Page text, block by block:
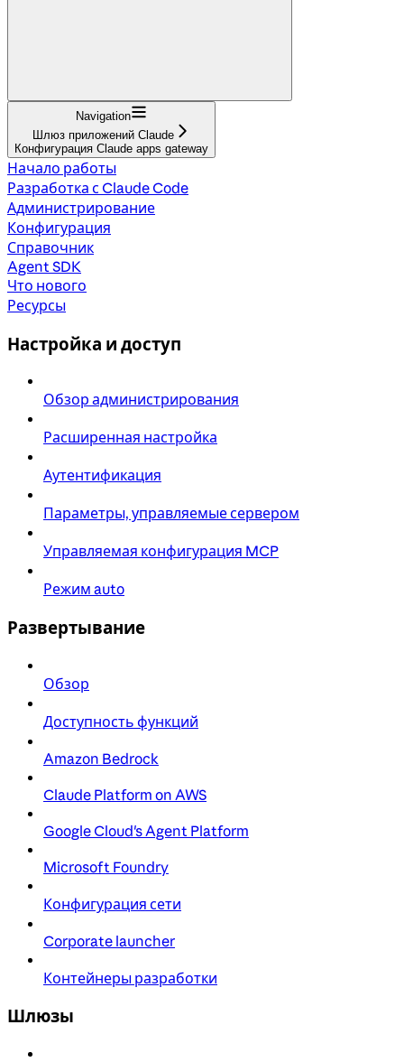
Navigation
Шлюз приложений Claude
Конфигурация Claude apps gateway
Начало работы
Разработка с Claude Code
Администрирование
Конфигурация
Справочник
Agent SDK
Что нового
Ресурсы
Настройка и доступ
Обзор администрирования
Расширенная настройка
Аутентификация
Параметры, управляемые сервером
Управляемая конфигурация MCP
Режим auto
Развертывание
Обзор
Доступность функций
Amazon Bedrock
Claude Platform on AWS
Google Cloud's Agent Platform
Microsoft Foundry
Конфигурация сети
Corporate launcher
Контейнеры разработки
Шлюзы